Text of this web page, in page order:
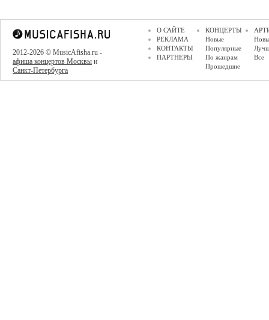
2012-2026 © MusicAfisha.ru -
афиша концертов Москвы и
Санкт-Петербурга
О САЙТЕ
РЕКЛАМА
КОНТАКТЫ
ПАРТНЕРЫ
КОНЦЕРТЫ
Новые
Популярные
По жанрам
Прошедшие
Все